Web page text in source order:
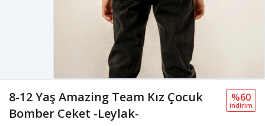
8-12 Yaş Amazing Team Kız Çocuk
Bomber Ceket -Leylak-
%60
i̇ndi̇ri̇m